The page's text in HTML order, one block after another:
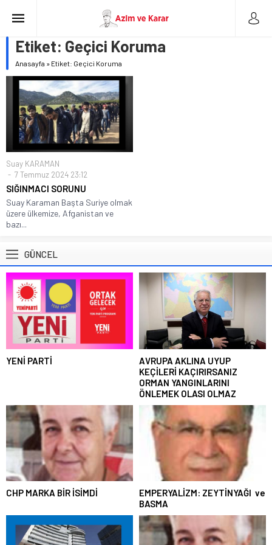
Etiket: Geçici Koruma
Anasayfa » Etiket: Geçici Koruma
Suay KARAMAN
7 Temmuz 2024 23:12
SIĞINMACI SORUNU
Suay Karaman Başta Suriye olmak
üzere ülkemize, Afganistan ve
bazı...
GÜNCEL
YENİ PARTİ
AVRUPA AKLINA UYUP
KEÇİLERİ KAÇIRIRSANIZ
ORMAN YANGINLARINI
ÖNLEMEK OLASI OLMAZ
CHP MARKA BİR İSİMDİ
EMPERYALİZM: ZEYTİNYAĞI ve
BASMA